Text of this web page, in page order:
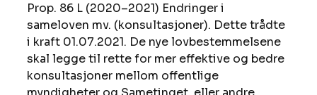
Prop. 86 L (2020–2021) Endringer i
sameloven mv. (konsultasjoner). Dette trådte
i kraft 01.07.2021. De nye lovbestemmelsene
skal legge til rette for mer effektive og bedre
konsultasjoner mellom offentlige